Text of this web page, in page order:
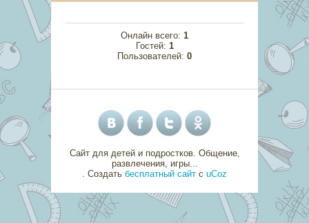
Онлайн всего: 1
Гостей: 1
Пользователей: 0
Сайт для детей и подростков. Общение,
развлечения, игры...
Создать бесплатный сайт с uCoz